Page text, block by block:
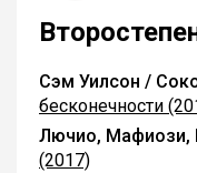
Сэм Уилсон /
бесконечности
Лючио, Мафиози,
(2017)